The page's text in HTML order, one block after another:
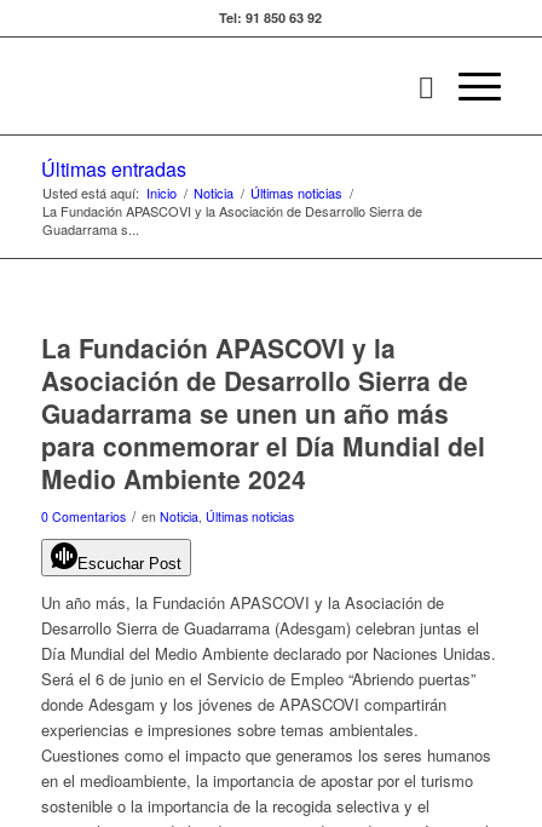
Tel: 91 850 63 92
Últimas entradas
Usted está aquí: Inicio / Noticia / Últimas noticias /
La Fundación APASCOVI y la Asociación de Desarrollo Sierra de
Guadarrama s...
La Fundación APASCOVI y la
Asociación de Desarrollo Sierra de
Guadarrama se unen un año más
para conmemorar el Día Mundial del
Medio Ambiente 2024
0 Comentarios / en Noticia, Últimas noticias
Escuchar Post
Un año más, la Fundación APASCOVI y la Asociación de
Desarrollo Sierra de Guadarrama (Adesgam) celebran juntas el
Día Mundial del Medio Ambiente declarado por Naciones Unidas.
Será el 6 de junio en el Servicio de Empleo “Abriendo puertas”
donde Adesgam y los jóvenes de APASCOVI compartirán
experiencias e impresiones sobre temas ambientales.
Cuestiones como el impacto que generamos los seres humanos
en el medioambiente, la importancia de apostar por el turismo
sostenible o la importancia de la recogida selectiva y el